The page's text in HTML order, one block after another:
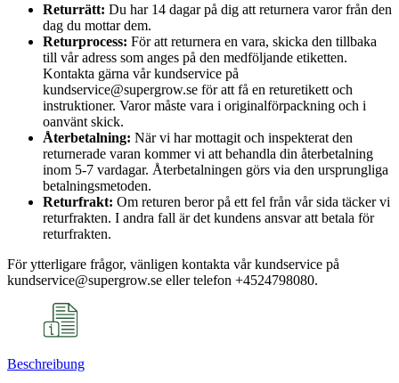
Returrätt: Du har 14 dagar på dig att returnera varor från den
dag du mottar dem.
Returprocess: För att returnera en vara, skicka den tillbaka
till vår adress som anges på den medföljande etiketten.
Kontakta gärna vår kundservice på
kundservice@supergrow.se för att få en returetikett och
instruktioner. Varor måste vara i originalförpackning och i
oanvänt skick.
Återbetalning: När vi har mottagit och inspekterat den
returnerade varan kommer vi att behandla din återbetalning
inom 5-7 vardagar. Återbetalningen görs via den ursprungliga
betalningsmetoden.
Returfrakt: Om returen beror på ett fel från vår sida täcker vi
returfrakten. I andra fall är det kundens ansvar att betala för
returfrakten.
För ytterligare frågor, vänligen kontakta vår kundservice på
kundservice@supergrow.se eller telefon +4524798080.
Beschreibung